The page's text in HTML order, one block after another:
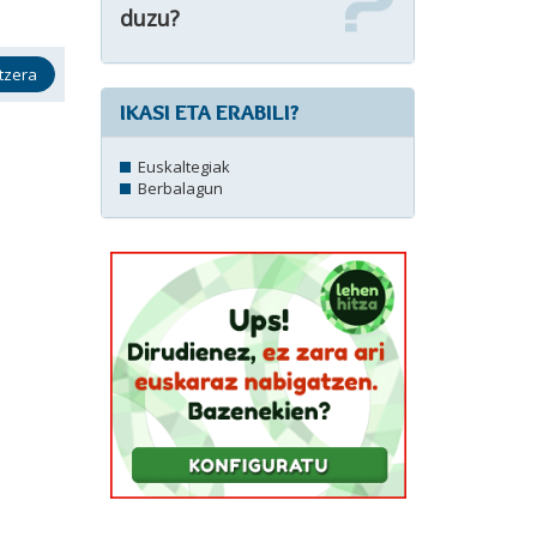
duzu?
IKASI ETA ERABILI?
Euskaltegiak
Berbalagun